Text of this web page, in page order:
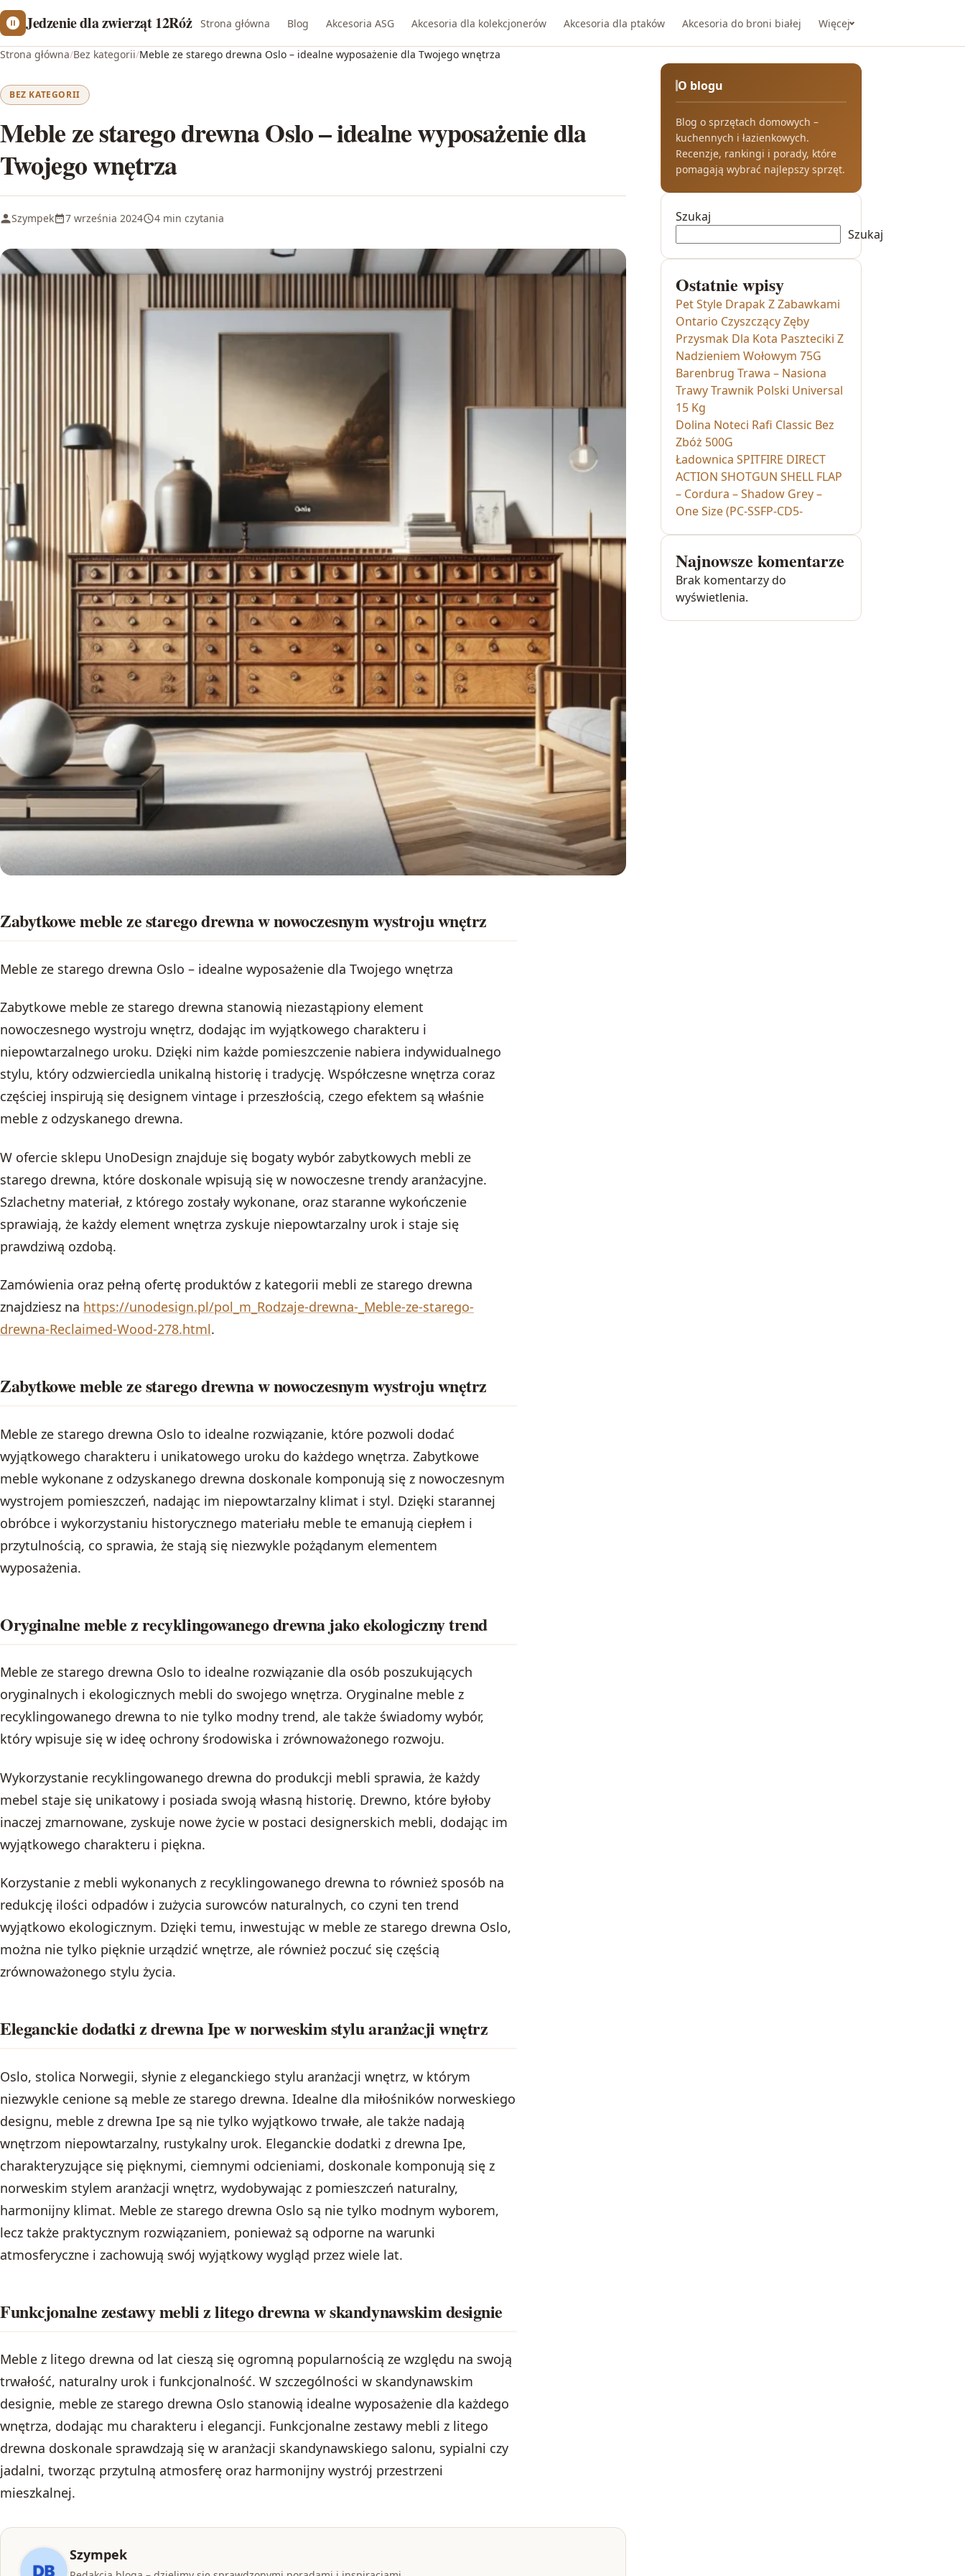
Jedzenie dla zwierząt 12Róż Strona główna Blog Akcesoria ASG Akcesoria dla kolekcjonerów Akcesoria dla ptaków Akcesoria do broni białej Więcej
Strona główna/Bez kategorii/Meble ze starego drewna Oslo – idealne wyposażenie dla Twojego wnętrza
BEZ KATEGORII
Meble ze starego drewna Oslo – idealne wyposażenie dla
Twojego wnętrza
Szympek 7 września 2024 4 min czytania
Zabytkowe meble ze starego drewna w nowoczesnym wystroju wnętrz
Meble ze starego drewna Oslo – idealne wyposażenie dla Twojego wnętrza
Zabytkowe meble ze starego drewna stanowią niezastąpiony element
nowoczesnego wystroju wnętrz, dodając im wyjątkowego charakteru i
niepowtarzalnego uroku. Dzięki nim każde pomieszczenie nabiera indywidualnego
stylu, który odzwierciedla unikalną historię i tradycję. Współczesne wnętrza coraz
częściej inspirują się designem vintage i przeszłością, czego efektem są właśnie
meble z odzyskanego drewna.
W ofercie sklepu UnoDesign znajduje się bogaty wybór zabytkowych mebli ze
starego drewna, które doskonale wpisują się w nowoczesne trendy aranżacyjne.
Szlachetny materiał, z którego zostały wykonane, oraz staranne wykończenie
sprawiają, że każdy element wnętrza zyskuje niepowtarzalny urok i staje się
prawdziwą ozdobą.
Zamówienia oraz pełną ofertę produktów z kategorii mebli ze starego drewna
znajdziesz na https://unodesign.pl/pol_m_Rodzaje-drewna-_Meble-ze-starego-
drewna-Reclaimed-Wood-278.html.
Zabytkowe meble ze starego drewna w nowoczesnym wystroju wnętrz
Meble ze starego drewna Oslo to idealne rozwiązanie, które pozwoli dodać
wyjątkowego charakteru i unikatowego uroku do każdego wnętrza. Zabytkowe
meble wykonane z odzyskanego drewna doskonale komponują się z nowoczesnym
wystrojem pomieszczeń, nadając im niepowtarzalny klimat i styl. Dzięki starannej
obróbce i wykorzystaniu historycznego materiału meble te emanują ciepłem i
przytulnością, co sprawia, że stają się niezwykle pożądanym elementem
wyposażenia.
Oryginalne meble z recyklingowanego drewna jako ekologiczny trend
Meble ze starego drewna Oslo to idealne rozwiązanie dla osób poszukujących
oryginalnych i ekologicznych mebli do swojego wnętrza. Oryginalne meble z
recyklingowanego drewna to nie tylko modny trend, ale także świadomy wybór,
który wpisuje się w ideę ochrony środowiska i zrównoważonego rozwoju.
Wykorzystanie recyklingowanego drewna do produkcji mebli sprawia, że każdy
mebel staje się unikatowy i posiada swoją własną historię. Drewno, które byłoby
inaczej zmarnowane, zyskuje nowe życie w postaci designerskich mebli, dodając im
wyjątkowego charakteru i piękna.
Korzystanie z mebli wykonanych z recyklingowanego drewna to również sposób na
redukcję ilości odpadów i zużycia surowców naturalnych, co czyni ten trend
wyjątkowo ekologicznym. Dzięki temu, inwestując w meble ze starego drewna Oslo,
można nie tylko pięknie urządzić wnętrze, ale również poczuć się częścią
zrównoważonego stylu życia.
Eleganckie dodatki z drewna Ipe w norweskim stylu aranżacji wnętrz
Oslo, stolica Norwegii, słynie z eleganckiego stylu aranżacji wnętrz, w którym
niezwykle cenione są meble ze starego drewna. Idealne dla miłośników norweskiego
designu, meble z drewna Ipe są nie tylko wyjątkowo trwałe, ale także nadają
wnętrzom niepowtarzalny, rustykalny urok. Eleganckie dodatki z drewna Ipe,
charakteryzujące się pięknymi, ciemnymi odcieniami, doskonale komponują się z
norweskim stylem aranżacji wnętrz, wydobywając z pomieszczeń naturalny,
harmonijny klimat. Meble ze starego drewna Oslo są nie tylko modnym wyborem,
lecz także praktycznym rozwiązaniem, ponieważ są odporne na warunki
atmosferyczne i zachowują swój wyjątkowy wygląd przez wiele lat.
Funkcjonalne zestawy mebli z litego drewna w skandynawskim designie
Meble z litego drewna od lat cieszą się ogromną popularnością ze względu na swoją
trwałość, naturalny urok i funkcjonalność. W szczególności w skandynawskim
designie, meble ze starego drewna Oslo stanowią idealne wyposażenie dla każdego
wnętrza, dodając mu charakteru i elegancji. Funkcjonalne zestawy mebli z litego
drewna doskonale sprawdzają się w aranżacji skandynawskiego salonu, sypialni czy
jadalni, tworząc przytulną atmosferę oraz harmonijny wystrój przestrzeni
mieszkalnej.
Szympek
O blogu
Blog o sprzętach domowych –
kuchennych i łazienkowych.
Recenzje, rankingi i porady, które
pomagają wybrać najlepszy sprzęt.
Szukaj
Szukaj
Ostatnie wpisy
Pet Style Drapak Z Zabawkami
Ontario Czyszczący Zęby
Przysmak Dla Kota Paszteciki Z
Nadzieniem Wołowym 75G
Barenbrug Trawa – Nasiona
Trawy Trawnik Polski Universal
15 Kg
Dolina Noteci Rafi Classic Bez
Zbóż 500G
Ładownica SPITFIRE DIRECT
ACTION SHOTGUN SHELL FLAP
– Cordura – Shadow Grey –
One Size (PC-SSFP-CD5-
Najnowsze komentarze
Brak komentarzy do
wyświetlenia.